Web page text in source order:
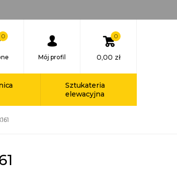
0
Mój profil
0
0,00 zł
Sztukateria
elewacyjna